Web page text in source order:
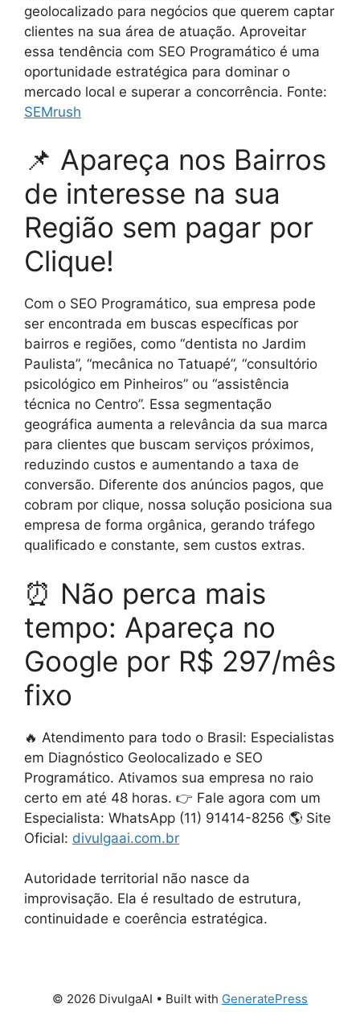
geolocalizado para negócios que querem captar
clientes na sua área de atuação. Aproveitar
essa tendência com SEO Programático é uma
oportunidade estratégica para dominar o
mercado local e superar a concorrência. Fonte:
SEMrush
📌 Apareça nos Bairros
de interesse na sua
Região sem pagar por
Clique!
Com o SEO Programático, sua empresa pode
ser encontrada em buscas específicas por
bairros e regiões, como “dentista no Jardim
Paulista”, “mecânica no Tatuapé”, “consultório
psicológico em Pinheiros” ou “assistência
técnica no Centro”. Essa segmentação
geográfica aumenta a relevância da sua marca
para clientes que buscam serviços próximos,
reduzindo custos e aumentando a taxa de
conversão. Diferente dos anúncios pagos, que
cobram por clique, nossa solução posiciona sua
empresa de forma orgânica, gerando tráfego
qualificado e constante, sem custos extras.
⏰ Não perca mais
tempo: Apareça no
Google por R$ 297/mês
fixo
🔥 Atendimento para todo o Brasil: Especialistas
em Diagnóstico Geolocalizado e SEO
Programático. Ativamos sua empresa no raio
certo em até 48 horas. 👉 Fale agora com um
Especialista: WhatsApp (11) 91414-8256 🌎 Site
Oficial: divulgaai.com.br
Autoridade territorial não nasce da
improvisação. Ela é resultado de estrutura,
continuidade e coerência estratégica.
© 2026 DivulgaAI • Built with GeneratePress